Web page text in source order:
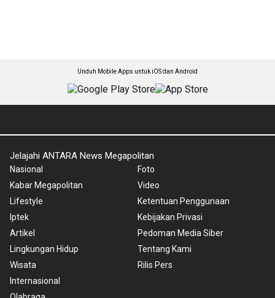
Unduh Mobile Apps untuk iOS dan Android
Jelajahi ANTARA News Megapolitan
Nasional
Kabar Megapolitan
Lifestyle
Iptek
Artikel
Lingkungan Hidup
Wisata
Internasional
Foto
Video
Ketentuan Penggunaan
Kebijakan Privasi
Pedoman Media Siber
Tentang Kami
Rilis Pers